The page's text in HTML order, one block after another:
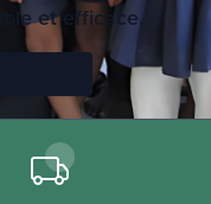
et efficace.